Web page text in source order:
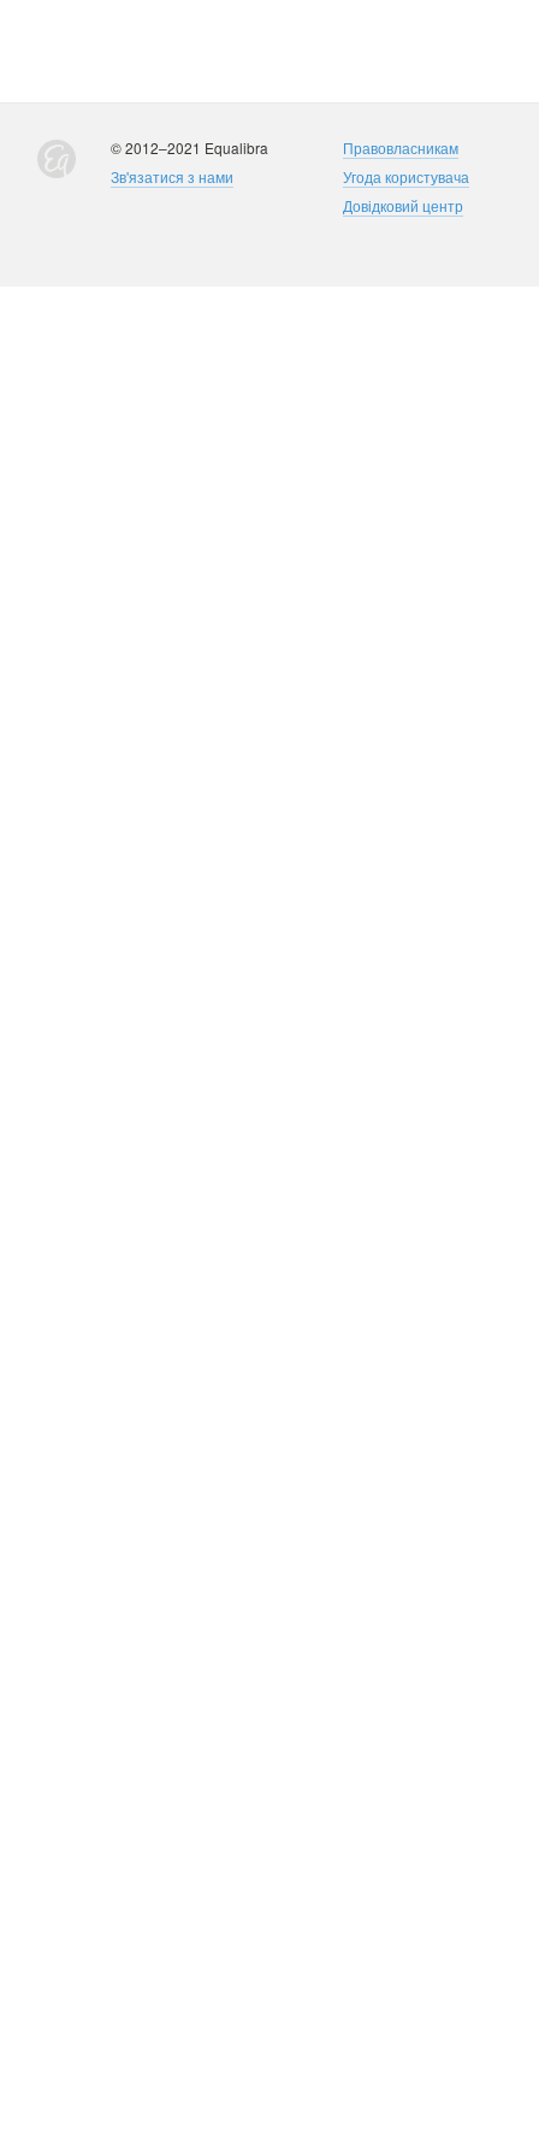
© 2012–2021 Equalibra
Зв'язатися з нами
Правовласникам
Угода користувача
Довідковий центр